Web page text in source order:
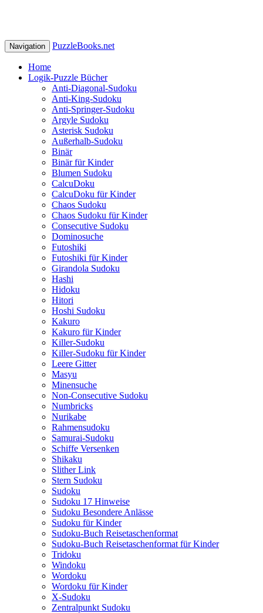
Navigation PuzzleBooks.net
Home
Logik-Puzzle Bücher
Anti-Diagonal-Sudoku
Anti-King-Sudoku
Anti-Springer-Sudoku
Argyle Sudoku
Asterisk Sudoku
Außerhalb-Sudoku
Binär
Binär für Kinder
Blumen Sudoku
CalcuDoku
CalcuDoku für Kinder
Chaos Sudoku
Chaos Sudoku für Kinder
Consecutive Sudoku
Dominosuche
Futoshiki
Futoshiki für Kinder
Girandola Sudoku
Hashi
Hidoku
Hitori
Hoshi Sudoku
Kakuro
Kakuro für Kinder
Killer-Sudoku
Killer-Sudoku für Kinder
Leere Gitter
Masyu
Minensuche
Non-Consecutive Sudoku
Numbricks
Nurikabe
Rahmensudoku
Samurai-Sudoku
Schiffe Versenken
Shikaku
Slither Link
Stern Sudoku
Sudoku
Sudoku 17 Hinweise
Sudoku Besondere Anlässe
Sudoku für Kinder
Sudoku-Buch Reisetaschenformat
Sudoku-Buch Reisetaschenformat für Kinder
Tridoku
Windoku
Wordoku
Wordoku für Kinder
X-Sudoku
Zentralpunkt Sudoku